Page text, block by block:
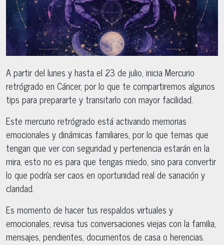
A partir del lunes y hasta el 23 de julio, inicia Mercurio
retrógrado en Cáncer, por lo que te compartiremos algunos
tips para prepararte y transitarlo con mayor facilidad.
Este mercurio retrógrado está activando memorias
emocionales y dinámicas familiares, por lo que temas que
tengan que ver con seguridad y pertenencia estarán en la
mira, esto no es para que tengas miedo, sino para convertir
lo que podría ser caos en oportunidad real de sanación y
claridad.
Es momento de hacer tus respaldos virtuales y
emocionales, revisa tus conversaciones viejas con la familia,
mensajes, pendientes, documentos de casa o herencias.